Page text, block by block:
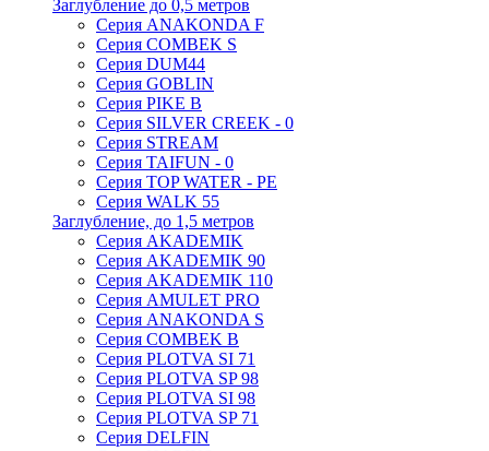
Заглубление до 0,5 метров
Серия ANAKONDA F
Серия COMBEK S
Серия DUM44
Серия GOBLIN
Серия PIKE B
Серия SILVER CREEK - 0
Серия STREAM
Серия TAIFUN - 0
Серия TOP WATER - PE
Серия WALK 55
Заглубление, до 1,5 метров
Серия AKADEMIK
Серия AKADEMIK 90
Серия AKADEMIK 110
Серия AMULET PRO
Серия ANAKONDA S
Серия COMBEK B
Серия PLOTVA SI 71
Серия PLOTVA SP 98
Серия PLOTVA SI 98
Серия PLOTVA SP 71
Серия DELFIN